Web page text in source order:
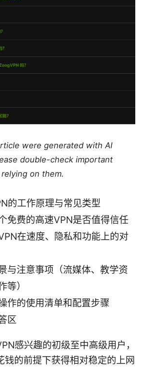
were generated with AI
double-check important
on them.
的工作原理与常见类型
免费的高速VPN是否值得信任
在速度、隐私和功能上的对
与注意事项（流媒体、教学资
等）
作的使用清单和配置步骤
区
感兴趣的初级至中高级用户，
钱的前提下获得相对稳定的上网